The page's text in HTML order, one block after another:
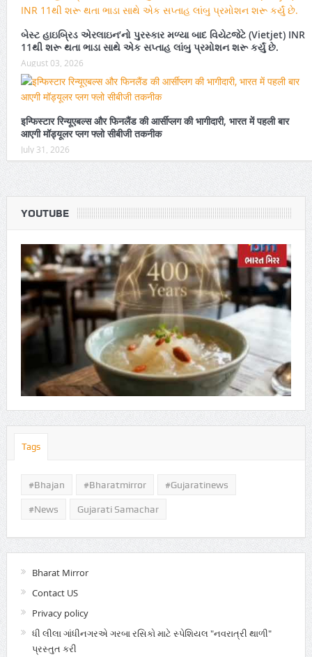
બેસ્ટ હાઇબ્રિડ એરલાઇન’નો પુરસ્કાર મળ્યા બાદ વિયેટજેટે (Vietjet) INR
11થી શરૂ થતા ભાડા સાથે એક સપ્તાહ લાંબુ પ્રમોશન શરૂ કર્યું છે.
August 03, 2026
इन्फिस्टार रिन्यूएबल्स और फिनलैंड की आर्सीप्लग की भागीदारी, भारत में पहली बार
आएगी मॉड्यूलर प्लग फ्लो सीबीजी तकनीक
July 31, 2026
YOUTUBE
Tags
#Bhajan #bharatmirror #gujaratinews
#news Gujarati Samachar
Bharat Mirror
Contact US
Privacy policy
ધી લીલા ગાંધીનગરએ ગરબા રસિકો માટે સ્પેશિયલ "નવરાત્રી થાળી"
પ્રસ્તુત કરી